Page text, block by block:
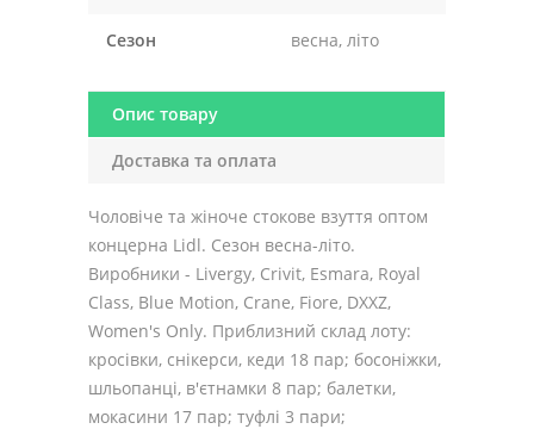
Сезон весна, літо
Опис товару
Доставка та оплата
Чоловіче та жіноче стокове взуття оптом
концерна Lidl. Сезон весна-літо.
Виробники - Livergy, Crivit, Esmara, Royal
Class, Blue Motion, Crane, Fiore, DXXZ,
Women's Only. Приблизний склад лоту:
кросівки, снікерси, кеди 18 пар; босоніжки,
шльопанці, в'єтнамки 8 пар; балетки,
мокасини 17 пар; туфлі 3 пари;